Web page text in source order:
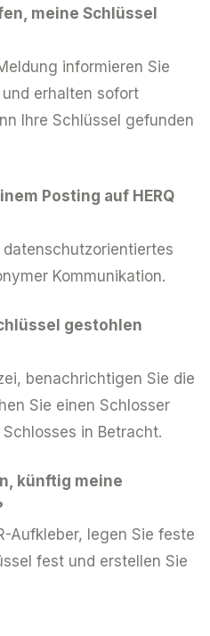
meine Schlüssel
informieren Sie
erhalten sofort
Ihre Schlüssel gefunden
Posting auf HERQ
Kommunikation.
gestohlen
benachrichtigen Sie die
Sie einen Schlosser
in Betracht.
künftig meine
Aufkleber, legen Sie feste
fest und erstellen Sie